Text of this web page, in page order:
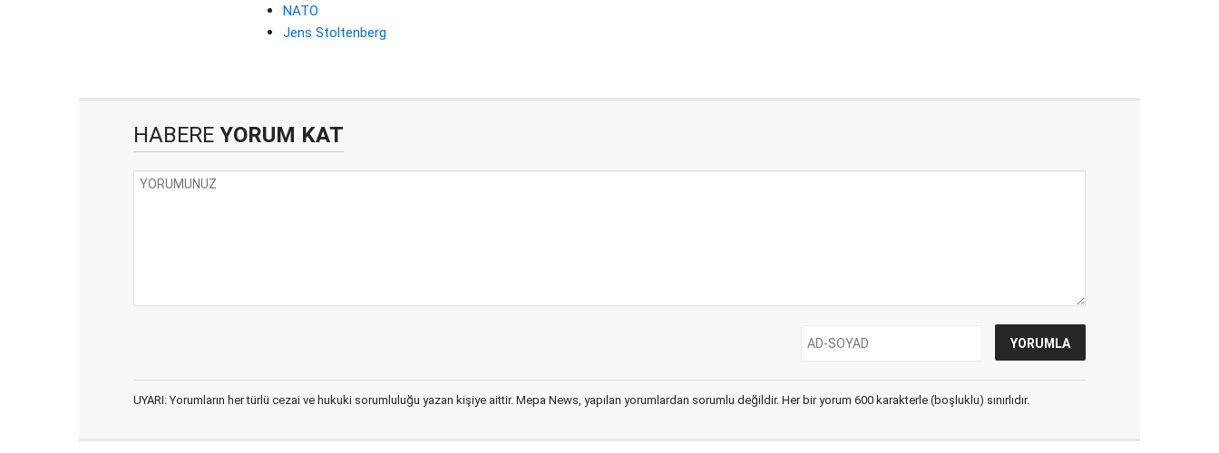
NATO
Jens Stoltenberg
HABERE YORUM KAT
UYARI: Yorumların her türlü cezai ve hukuki sorumluluğu yazan kişiye aittir. Mepa News, yapılan yorumlardan sorumlu değildir. Her bir yorum 600 karakterle (boşluklu) sınırlıdır.